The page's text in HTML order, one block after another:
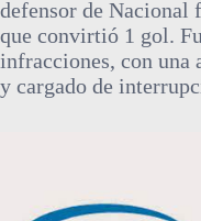
defensor de Nacional
que convirtió 1 gol.
infracciones, con una
y cargado de